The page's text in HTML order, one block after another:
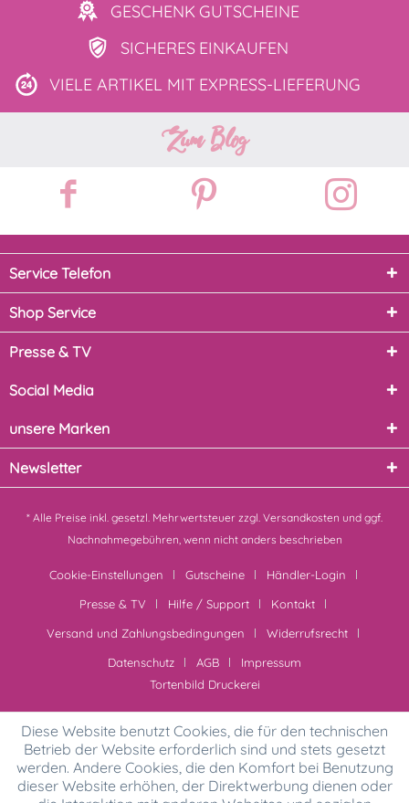
GESCHENK GUTSCHEINE
SICHERES EINKAUFEN
VIELE ARTIKEL MIT EXPRESS-LIEFERUNG
Zum Blog
Service Telefon
Shop Service
Presse & TV
Social Media
unsere Marken
Newsletter
* Alle Preise inkl. gesetzl. Mehrwertsteuer zzgl. Versandkosten und ggf.
Nachnahmegebühren, wenn nicht anders beschrieben
Cookie-Einstellungen Gutscheine
Händler-Login
Presse & TV
Hilfe / Support
Kontakt
Versand und Zahlungsbedingungen
Widerrufsrecht
Datenschutz
AGB
Impressum
Tortenbild Druckerei
Diese Website benutzt Cookies, die für den technischen
Betrieb der Website erforderlich sind und stets gesetzt
werden. Andere Cookies, die den Komfort bei Benutzung
dieser Website erhöhen, der Direktwerbung dienen oder